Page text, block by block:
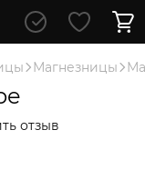
Магнезницы
отзыв